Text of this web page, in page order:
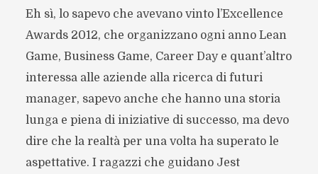
Eh sì, lo sapevo che avevano vinto l’Excellence
Awards 2012, che organizzano ogni anno Lean
Game, Business Game, Career Day e quant’altro
interessa alle aziende alla ricerca di futuri
manager, sapevo anche che hanno una storia
lunga e piena di iniziative di successo, ma devo
dire che la realtà per una volta ha superato le
aspettative. I ragazzi che guidano Jest